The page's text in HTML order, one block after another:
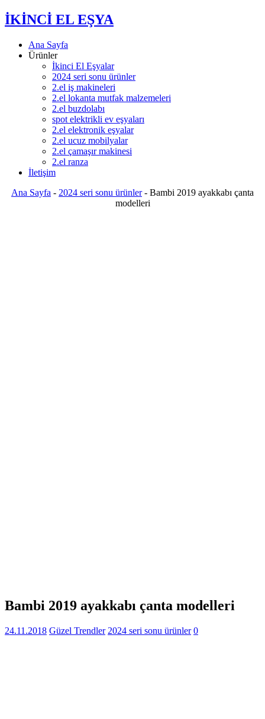
İKİNCİ EL EŞYA
Ana Sayfa
Ürünler
İkinci El Eşyalar
2024 seri sonu ürünler
2.el iş makineleri
2.el lokanta mutfak malzemeleri
2.el buzdolabı
spot elektrikli ev eşyaları
2.el elektronik eşyalar
2.el ucuz mobilyalar
2.el çamaşır makinesi
2.el ranza
İletişim
Ana Sayfa - 2024 seri sonu ürünler- Bambi 2019 ayakkabı çanta
modelleri
Bambi 2019 ayakkabı çanta modelleri
24.11.2018 Güzel Trendler 2024 seri sonu ürünler 0